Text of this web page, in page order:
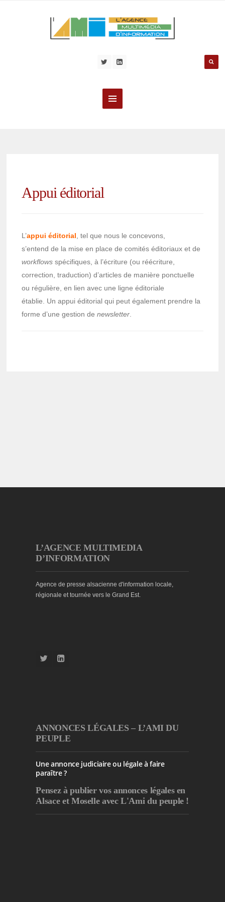
Appui éditorial
L’appui éditorial , tel que nous le concevons,
s’entend de la mise en place de comités éditoriaux et de
workflows spécifiques, à l’écriture (ou réécriture,
correction, traduction) d’articles de manière ponctuelle
ou régulière, en lien avec une ligne éditoriale
établie. Un appui éditorial qui peut également prendre la
forme d’une gestion denewsletter
L’AGENCE MULTIMEDIA
D’INFORMATION
Agence de presse alsacienne d'information locale,
régionale et tournée vers le Grand Est.
ANNONCES LÉGALES – L’AMI DU
PEUPLE
Une annonce judiciaire ou légale à faire
paraître ?
Pensez à publiervos annonces légales en
Alsace et Moselle avec L'Ami du peuple !